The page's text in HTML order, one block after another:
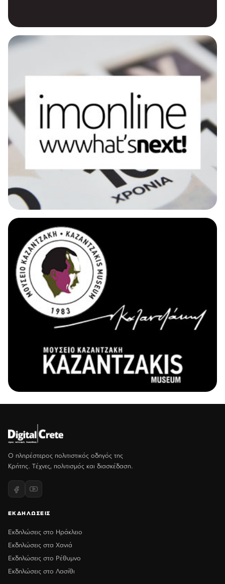
Ο πληρέστερος πολιτιστικός οδηγός της
Κρήτης. Τέχνες, πολιτισμός και διασκέδαση.
ΕΚΔΗΛΩΣΕΙΣ
Εκδηλώσεις στο Ηράκλειο
Εκδηλώσεις στα Χανιά
Εκδηλώσεις στο Ρέθυμνο
Εκδηλώσεις στο Λασίθι